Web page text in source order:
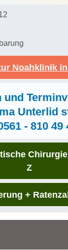
Noahklinik in
und
Unterlid
- 810 49
Z
+